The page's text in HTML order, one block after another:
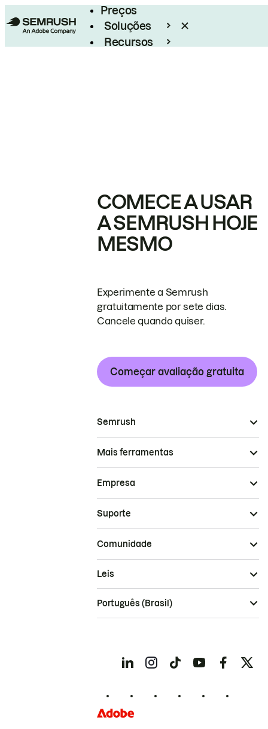
Preços
Soluções
Recursos
COMECE A USAR
A SEMRUSH HOJE
MESMO
Experimente a Semrush
gratuitamente por sete dias.
Cancele quando quiser.
Começar avaliação gratuita
Semrush
Mais ferramentas
Empresa
Suporte
Comunidade
Leis
Português (Brasil)